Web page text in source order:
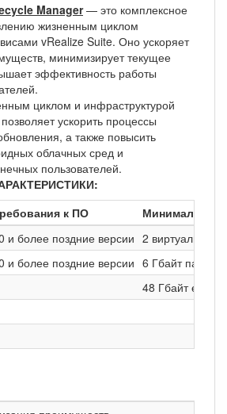
Manager— это комплексное
жизненным циклом
vRealize Suite. Оно ускоряет
минимизирует текущее
эффективность работы
циклом и инфраструктурой
ускорить процессы
а также повысить
облачных сред и
пользователей.
к ПО
Минимальные
и более поздние версии 2 виртуальных
и более поздние версии 6 Гбайт памяти
48 Гбайт